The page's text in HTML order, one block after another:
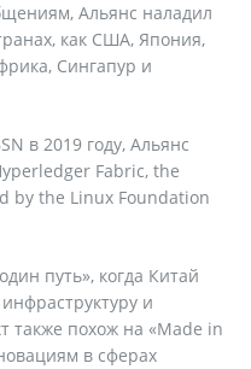
Альянс наладил
как США, Япония,
Сингапур и
в 2019 году, Альянс
Fabric, the
by the Linux Foundation
путь», когда Китай
и
также похож на «Made in
в сферах